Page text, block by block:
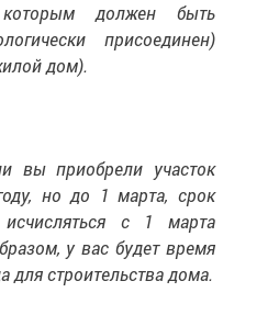
должен быть
присоединен)
дом).
вы приобрели участок
но до 1 марта, срок
с 1 марта
у вас будет время
для строительства дома.